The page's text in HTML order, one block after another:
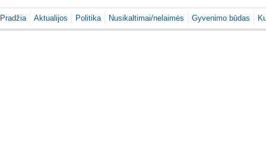
Pradžia Aktualijos Politika Nusikaltimai/nelaimės Gyvenimo būdas